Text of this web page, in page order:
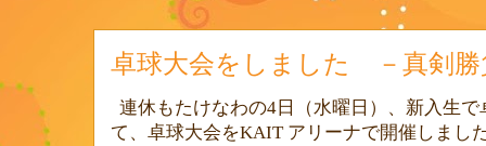
卓球大会をしました －真剣勝
連休もたけなわの4 日（水曜日）、新入生
て、卓球大会をKAIT アリーナで開催しまし